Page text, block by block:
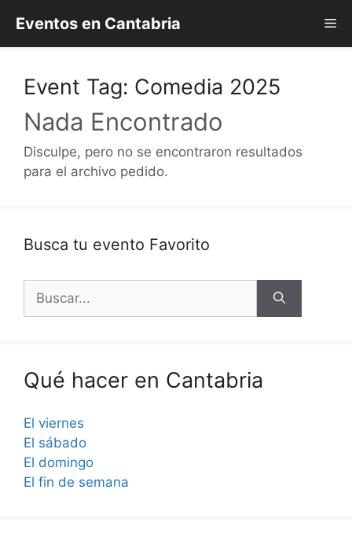
contenido
Eventos en Cantabria
Event Tag: Comedia 2025
Nada Encontrado
Disculpe, pero no se encontraron resultados
para el archivo pedido.
Busca tu evento Favorito
Buscar:
Qué hacer en Cantabria
El viernes
El sábado
El domingo
El fin de semana